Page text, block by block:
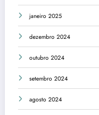
janeiro 2025
dezembro 2024
outubro 2024
setembro 2024
agosto 2024